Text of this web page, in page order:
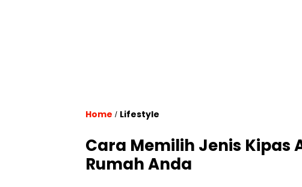
Home / Lifestyle
Cara Memilih Jenis Kipas
Rumah Anda